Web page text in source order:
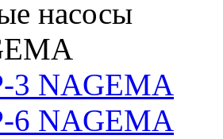
насосы
3 NAGEMA
6 NAGEMA